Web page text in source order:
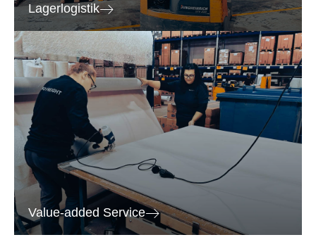
Lagerlogistik
Value-added Service